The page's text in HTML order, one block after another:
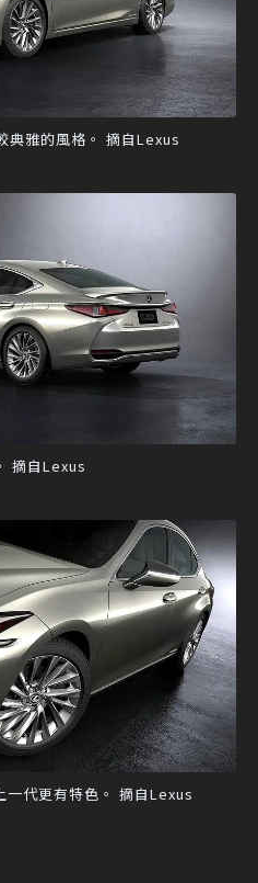
典雅的風格。 摘自Lexus
摘自Lexus
一代更有特色。 摘自Lexus